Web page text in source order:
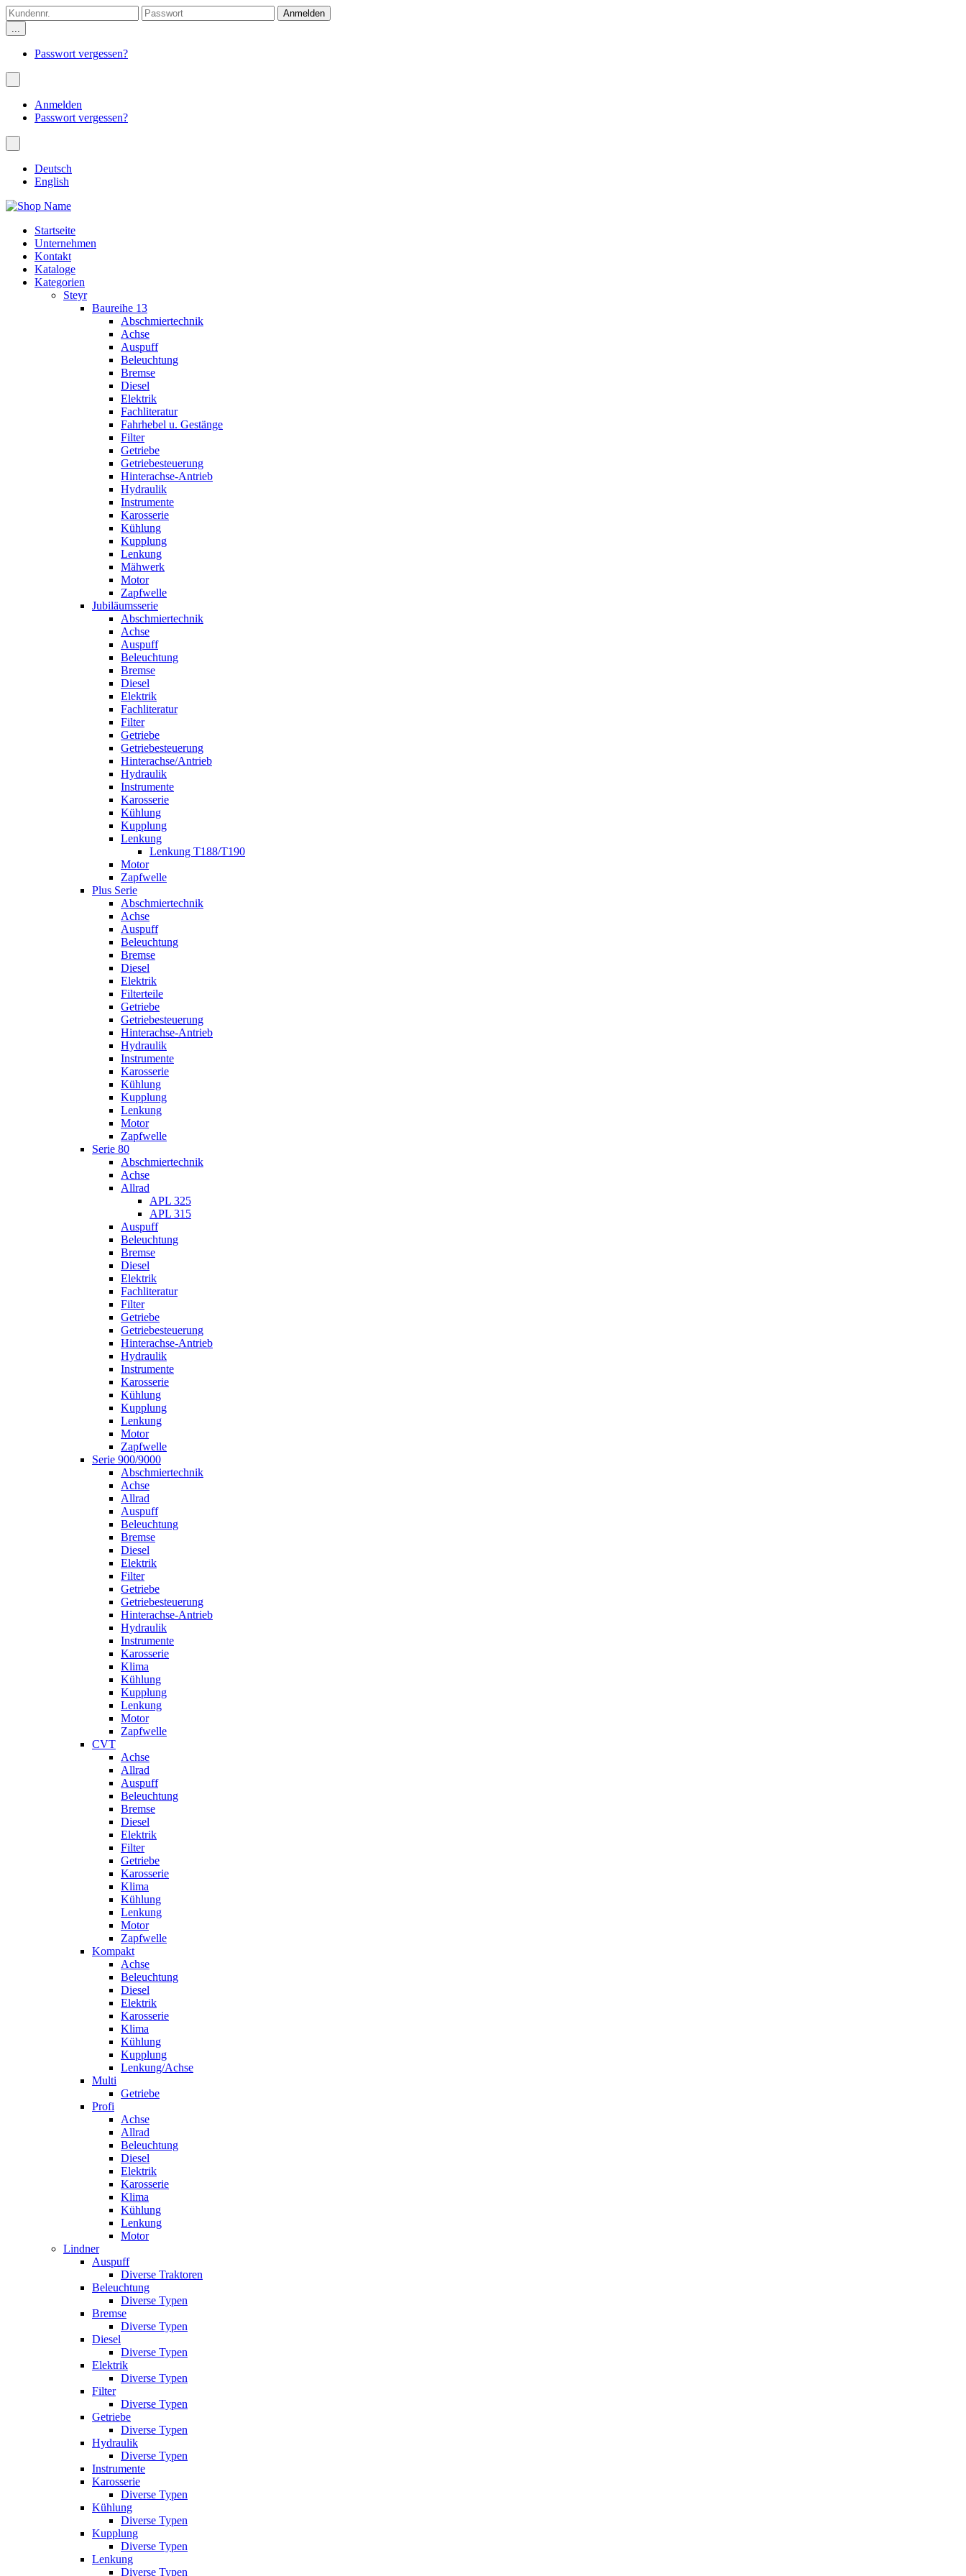
...
Passwort vergessen?
Anmelden
Passwort vergessen?
Deutsch
English
Startseite
Unternehmen
Kontakt
Kataloge
Kategorien
Steyr
Baureihe 13
Abschmiertechnik
Achse
Auspuff
Beleuchtung
Bremse
Diesel
Elektrik
Fachliteratur
Fahrhebel u. Gestänge
Filter
Getriebe
Getriebesteuerung
Hinterachse-Antrieb
Hydraulik
Instrumente
Karosserie
Kühlung
Kupplung
Lenkung
Mähwerk
Motor
Zapfwelle
Jubiläumsserie
Abschmiertechnik
Achse
Auspuff
Beleuchtung
Bremse
Diesel
Elektrik
Fachliteratur
Filter
Getriebe
Getriebesteuerung
Hinterachse/Antrieb
Hydraulik
Instrumente
Karosserie
Kühlung
Kupplung
Lenkung
Lenkung T188/T190
Motor
Zapfwelle
Plus Serie
Abschmiertechnik
Achse
Auspuff
Beleuchtung
Bremse
Diesel
Elektrik
Filterteile
Getriebe
Getriebesteuerung
Hinterachse-Antrieb
Hydraulik
Instrumente
Karosserie
Kühlung
Kupplung
Lenkung
Motor
Zapfwelle
Serie 80
Abschmiertechnik
Achse
Allrad
APL 325
APL 315
Auspuff
Beleuchtung
Bremse
Diesel
Elektrik
Fachliteratur
Filter
Getriebe
Getriebesteuerung
Hinterachse-Antrieb
Hydraulik
Instrumente
Karosserie
Kühlung
Kupplung
Lenkung
Motor
Zapfwelle
Serie 900/9000
Abschmiertechnik
Achse
Allrad
Auspuff
Beleuchtung
Bremse
Diesel
Elektrik
Filter
Getriebe
Getriebesteuerung
Hinterachse-Antrieb
Hydraulik
Instrumente
Karosserie
Klima
Kühlung
Kupplung
Lenkung
Motor
Zapfwelle
CVT
Achse
Allrad
Auspuff
Beleuchtung
Bremse
Diesel
Elektrik
Filter
Getriebe
Karosserie
Klima
Kühlung
Lenkung
Motor
Zapfwelle
Kompakt
Achse
Beleuchtung
Diesel
Elektrik
Karosserie
Klima
Kühlung
Kupplung
Lenkung/Achse
Multi
Getriebe
Profi
Achse
Allrad
Beleuchtung
Diesel
Elektrik
Karosserie
Klima
Kühlung
Lenkung
Motor
Lindner
Auspuff
Diverse Traktoren
Beleuchtung
Diverse Typen
Bremse
Diverse Typen
Diesel
Diverse Typen
Elektrik
Diverse Typen
Filter
Diverse Typen
Getriebe
Diverse Typen
Hydraulik
Diverse Typen
Instrumente
Karosserie
Diverse Typen
Kühlung
Diverse Typen
Kupplung
Diverse Typen
Lenkung
Diverse Typen